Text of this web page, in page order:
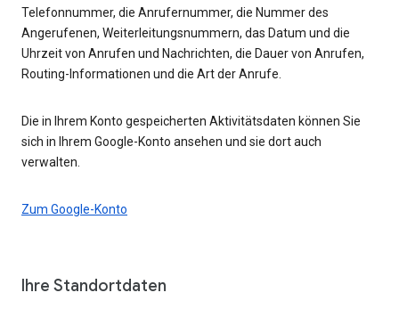
Telefonnummer, die Anrufernummer, die Nummer des
Angerufenen, Weiterleitungsnummern, das Datum und die
Uhrzeit von Anrufen und Nachrichten, die Dauer von Anrufen,
Routing-Informationen und die Art der Anrufe.
Die in Ihrem Konto gespeicherten Aktivitätsdaten können Sie
sich in Ihrem Google-Konto ansehen und sie dort auch
verwalten.
Zum Google-Konto
Ihre Standortdaten